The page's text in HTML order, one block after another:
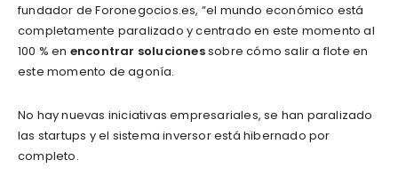
fundador de Foronegocios.es, “el mundo económico está
completamente paralizado y centrado en este momento al
100 % en encontrar solucionessobre cómo salir a flote en
este momento de agonía.
No hay nuevas iniciativas empresariales, se han paralizado
las startups y el sistema inversor está hibernado por
completo.